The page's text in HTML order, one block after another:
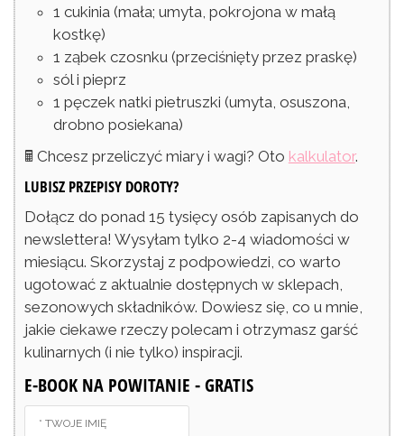
1 cukinia (mała; umyta, pokrojona w małą
kostkę)
1 ząbek czosnku (przeciśnięty przez praskę)
sól i pieprz
1 pęczek natki pietruszki (umyta, osuszona,
drobno posiekana)
🖩 Chcesz przeliczyć miary i wagi? Oto kalkulator.
LUBISZ PRZEPISY DOROTY?
Dołącz do ponad 15 tysięcy osób zapisanych do
newslettera! Wysyłam tylko 2-4 wiadomości w
miesiącu. Skorzystaj z podpowiedzi, co warto
ugotować z aktualnie dostępnych w sklepach,
sezonowych składników. Dowiesz się, co u mnie,
jakie ciekawe rzeczy polecam i otrzymasz garść
kulinarnych (i nie tylko) inspiracji.
E-BOOK NA POWITANIE - GRATIS